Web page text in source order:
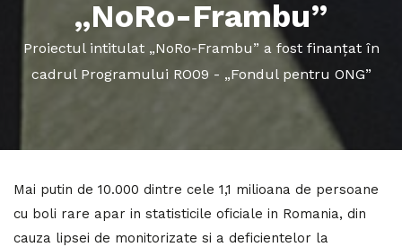
„NoRo-Frambu”
Proiectul intitulat „NoRo-Frambu” a fost finanțat în
cadrul Programului RO09 - „Fondul pentru ONG”
Mai putin de 10.000 dintre cele 1,1 milioana de persoane
cu boli rare apar in statisticile oficiale in Romania, din
cauza lipsei de monitorizate si a deficientelor la